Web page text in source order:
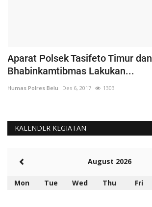
Aparat Polsek Tasifeto Timur dan
Bhabinkamtibmas Lakukan...
Humas Polres Belu Des 6, 2017 1303
KALENDER KEGIATAN
August 2026
Mon Tue Wed Thu Fri